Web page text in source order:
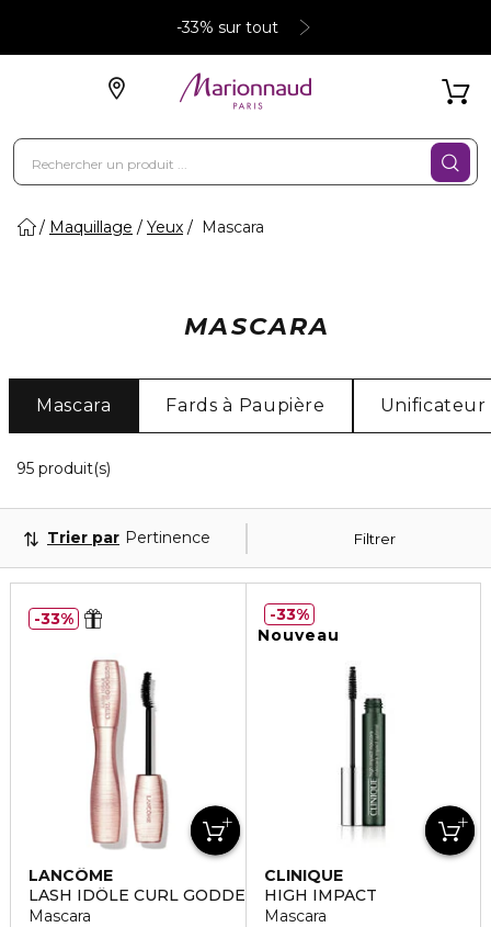
-33% sur tout
Maquillage Yeux Mascara
MASCARA
Mascara Fards à Paupière Unificateur
95 produit(s)
Filtrer
Trier par Pertinence
LANCÔME
LASH IDÔLE CURL GODDESS
Mascara
33%
Nouveau
CLINIQUE
HIGH IMPACT
Mascara
33%